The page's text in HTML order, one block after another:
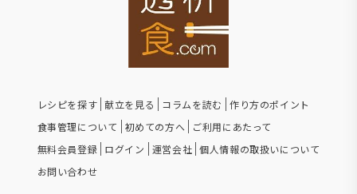
レシピを探す 献立を見る コラムを読む
作り方のポイント
食事管理について
初めての方へ
ご利用にあたって
無料会員登録 ログイン 運営会社 個人情報の取扱いについて
お問い合わせ